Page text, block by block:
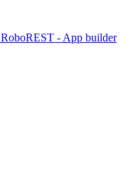
RoboREST - App builder